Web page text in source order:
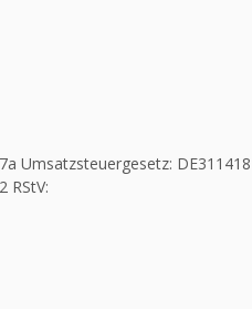
Umsatzsteuergesetz:
RStV: